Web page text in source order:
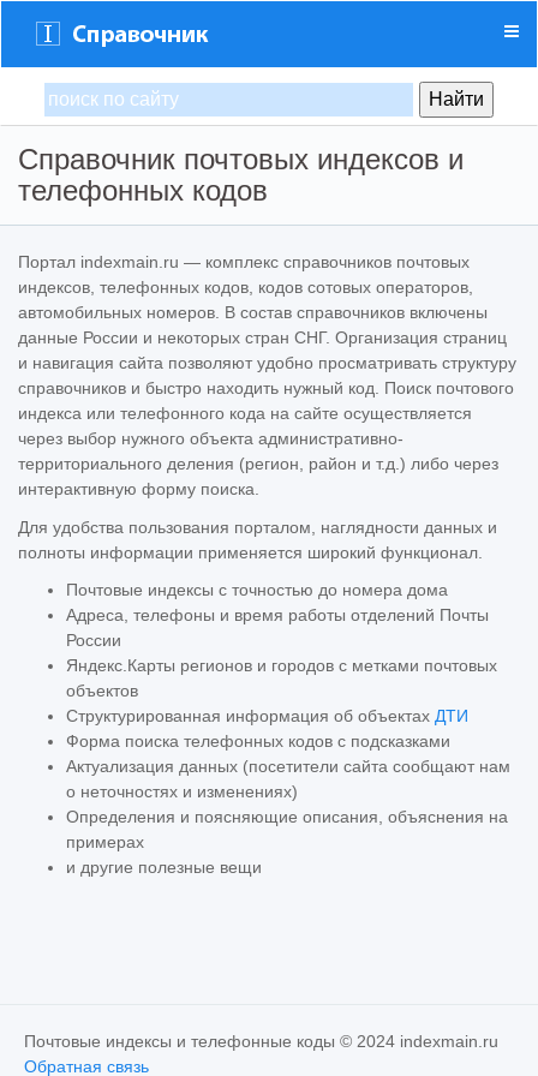
Справочник почтовых индексов и
телефонных кодов
Портал indexmain.ru — комплекс справочников почтовых
индексов, телефонных кодов, кодов сотовых операторов,
автомобильных номеров. В состав справочников включены
данные России и некоторых стран СНГ. Организация страниц
и навигация сайта позволяют удобно просматривать структуру
справочников и быстро находить нужный код. Поиск почтового
индекса или телефонного кода на сайте осуществляется
через выбор нужного объекта административно-
территориального деления (регион, район и т.д.) либо через
интерактивную форму поиска.
Для удобства пользования порталом, наглядности данных и
полноты информации применяется широкий функционал.
Почтовые индексы с точностью до номера дома
Адреса, телефоны и время работы отделений Почты
России
Яндекс.Карты регионов и городов с метками почтовых
объектов
Структурированная информация об объектах ДТИ
Форма поиска телефонных кодов с подсказками
Актуализация данных (посетители сайта сообщают нам
о неточностях и изменениях)
Определения и поясняющие описания, объяснения на
примерах
и другие полезные вещи
Почтовые индексы и телефонные коды © 2024 indexmain.ru
Обратная связь